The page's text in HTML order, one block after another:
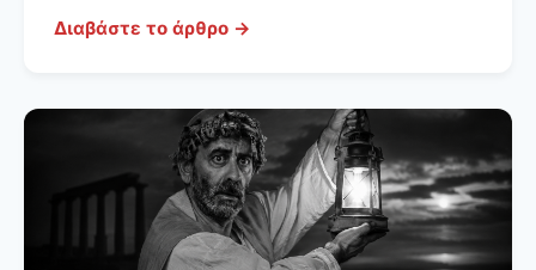
Διαβάστε το άρθρο →